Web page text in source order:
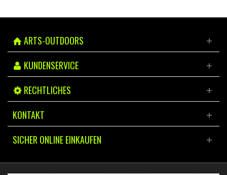
ARTS-OUTDOORS
KUNDENSERVICE
RECHTLICHES
KONTAKT
SICHER ONLINE EINKAUFEN